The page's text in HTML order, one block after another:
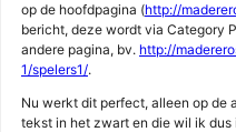
op de hoofdpagina (http://
bericht, deze wordt via Category
andere pagina, bv. http://
1/spelers1/.
Nu werkt dit perfect, alleen op de
tekst in het zwart en die wil ik